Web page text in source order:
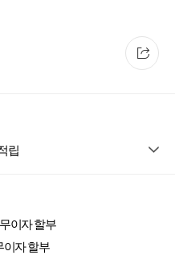
립
이자 할부
이자 할부